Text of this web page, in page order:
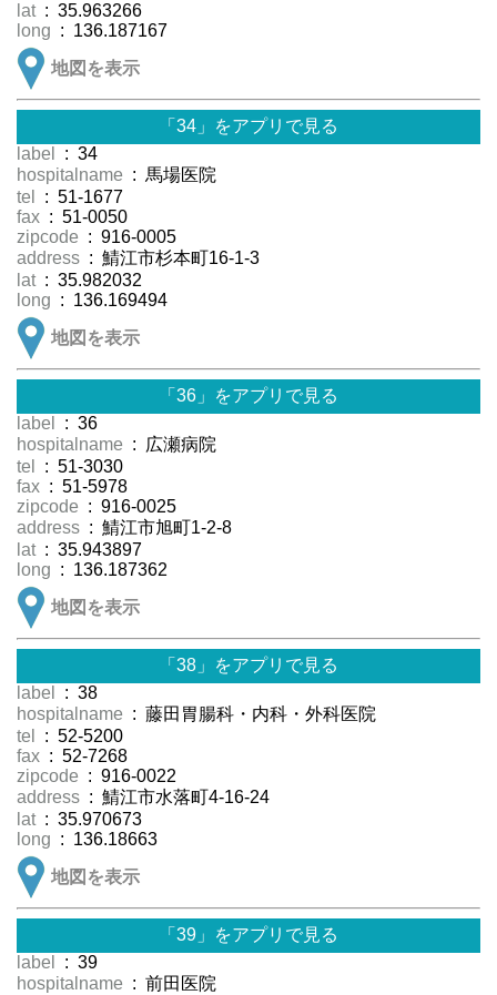
lat : 35.963266
long : 136.187167
地図を表示
「34」をアプリで見る
label
: 34
hospitalname : 馬場医院
tel
: 51-1677
fax : 51-0050
zipcode : 916-0005
address : 鯖江市杉本町16-1-3
lat : 35.982032
long : 136.169494
地図を表示
「36」をアプリで見る
label
: 36
hospitalname : 広瀬病院
tel
: 51-3030
fax : 51-5978
zipcode : 916-0025
address : 鯖江市旭町1-2-8
lat : 35.943897
long : 136.187362
地図を表示
「38」をアプリで見る
label
: 38
hospitalname : 藤田胃腸科・内科・外科医院
tel
: 52-5200
fax : 52-7268
zipcode : 916-0022
address : 鯖江市水落町4-16-24
lat : 35.970673
long : 136.18663
地図を表示
「39」をアプリで見る
label
: 39
hospitalname : 前田医院